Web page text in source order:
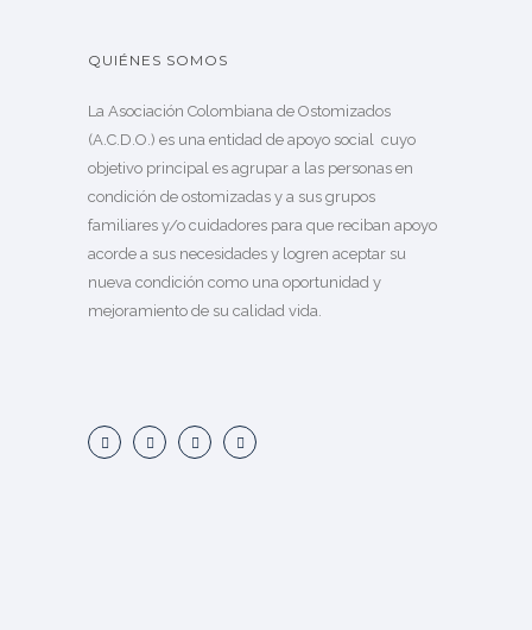
QUIÉNES SOMOS
La Asociación Colombiana de Ostomizados
(A.C.D.O.) es una entidad de apoyo social cuyo
objetivo principal es agrupar a las personas en
condición de ostomizadas y a sus grupos
familiares y/o cuidadores para que reciban apoyo
acorde a sus necesidades y logren aceptar su
nueva condición como una oportunidad y
mejoramiento de su calidad vida.